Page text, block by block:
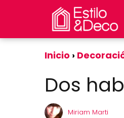
Inicio
Dos
Miriam Marti